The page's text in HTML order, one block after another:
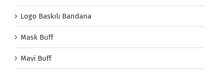
Logo Baskılı Bandana
Mask Buff
Mavi Buff